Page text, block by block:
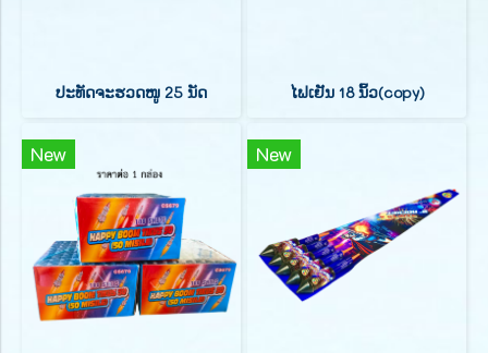
ປະທັດຈະຮວດໜູ 25 ນັດ ໄຟເຢັນ 18 ນິ້ວ(copy)
New New